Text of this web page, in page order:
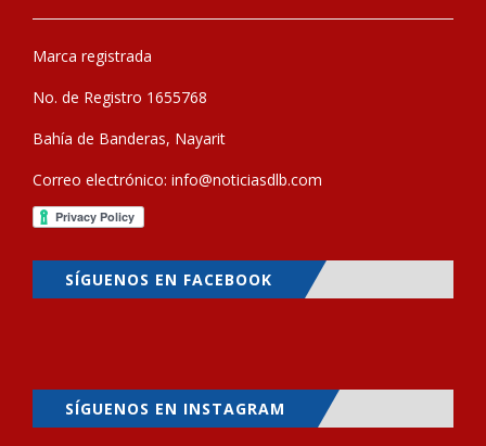
Marca registrada
No. de Registro 1655768
Bahía de Banderas, Nayarit
Correo electrónico: info@noticiasdlb.com
SÍGUENOS EN FACEBOOK
SÍGUENOS EN INSTAGRAM